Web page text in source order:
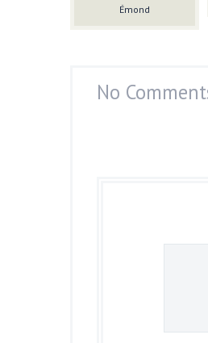
Émond
No